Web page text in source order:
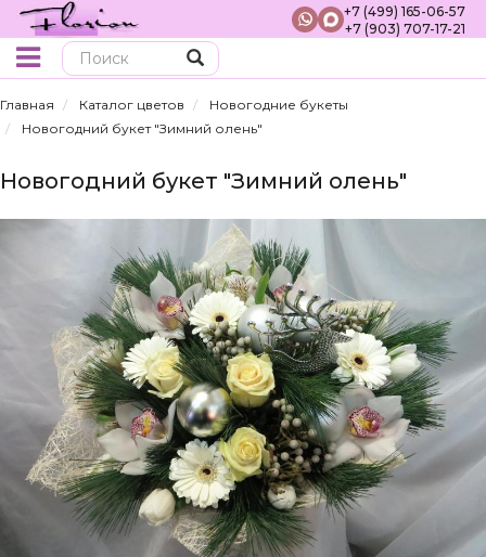
+7 (499) 165-06-57
+7 (903) 707-17-21
Главная Каталог цветов
Новогодние букеты
Новогодний букет "Зимний олень"
Новогодний букет "Зимний олень"